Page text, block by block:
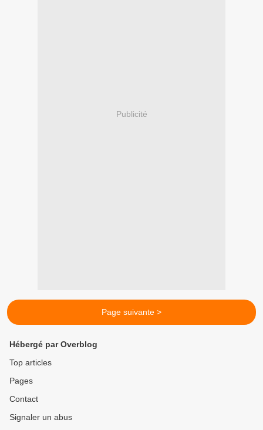
Publicité
Page suivante >
Hébergé par Overblog
Top articles
Pages
Contact
Signaler un abus